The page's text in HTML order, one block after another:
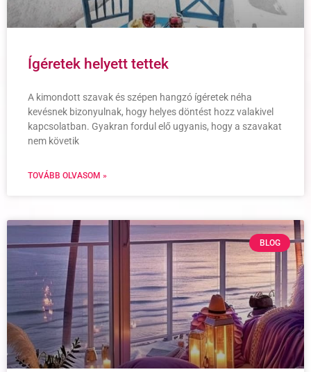
Ígéretek helyett tettek
A kimondott szavak és szépen hangzó ígéretek néha
kevésnek bizonyulnak, hogy helyes döntést hozz valakivel
kapcsolatban. Gyakran fordul elő ugyanis, hogy a szavakat
nem követik
TOVÁBB OLVASOM »
BLOG